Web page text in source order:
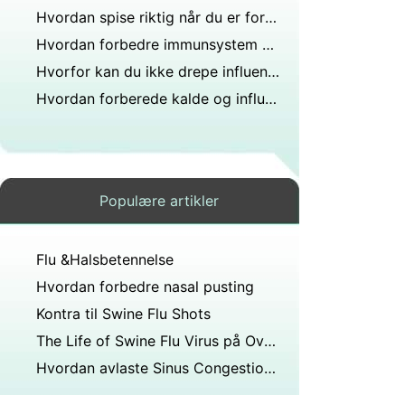
Hvordan spise riktig når du er forkjølet
Hvordan forbedre immunsystem Motstand mot flus
Hvorfor kan du ikke drepe influensa med antibiotika?
Hvordan forberede kalde og influensasesongen
Populære artikler
Flu &Halsbetennelse
Hvordan forbedre nasal pusting
Kontra til Swine Flu Shots
The Life of Swine Flu Virus på Overflater
Hvordan avlaste Sinus Congestion ved å spise